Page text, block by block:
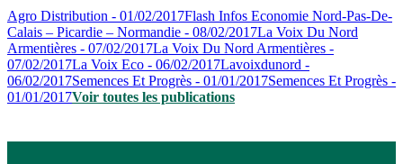
Agro Distribution - 01/02/2017Flash Infos Economie Nord-Pas-De-
Calais – Picardie – Normandie - 08/02/2017La Voix Du Nord
Armentières - 07/02/2017La Voix Du Nord Armentières -
07/02/2017La Voix Eco - 06/02/2017Lavoixdunord -
06/02/2017Semences Et Progrès - 01/01/2017Semences Et Progrès -
01/01/2017Voir toutes les publications